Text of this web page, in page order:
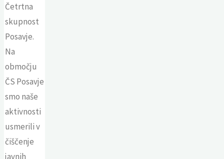
Četrtna
skupnost
Posavje.
Na
območju
ČS Posavje
smo naše
aktivnosti
usmerili v
čiščenje
javnih